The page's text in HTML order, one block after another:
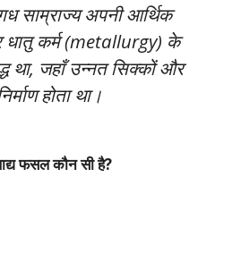
साम्राज्य अपनी आर्थिक
धातु कर्म (metallurgy) के
था, जहाँ उन्नत सिक्कों और
होता था।
फसल कौन सी है?